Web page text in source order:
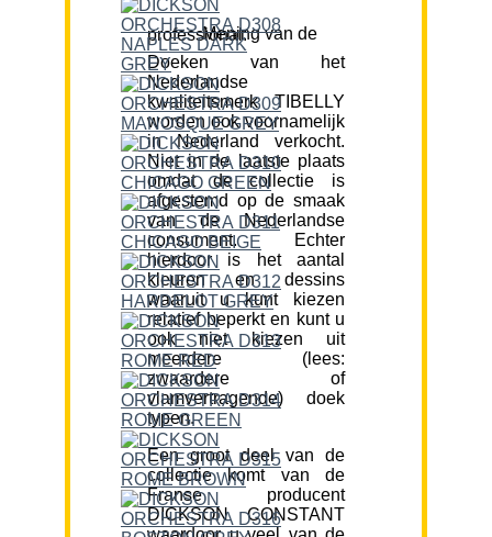
Mening van de professional:
Doeken van het
Nederlandse
kwaliteitsmerk TIBELLY
worden ook voornamelijk
in Nederland verkocht.
Niet in de laatste plaats
omdat de collectie is
afgestemd op de smaak
van de Nederlandse
consument. Echter
hierdoor is het aantal
kleuren en dessins
waaruit u kunt kiezen
relatief beperkt en kunt u
ook niet kiezen uit
meerdere (lees:
zwaardere of
vlamvertragende) doek
typen.
Een groot deel van de
collectie komt van de
Franse producent
DICKSON CONSTANT